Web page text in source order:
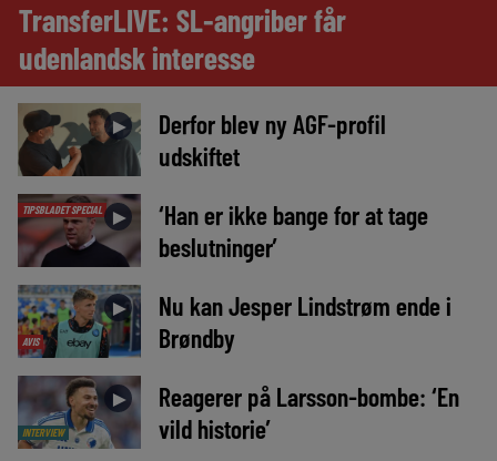
TransferLIVE: SL-angriber får
udenlandsk interesse
►
Derfor blev ny AGF-profil
udskiftet
TIPSBLADET SPECIAL ►
‘Han er ikke bange for at tage
beslutninger’
AVIS
►
Nu kan Jesper Lindstrøm ende i
Brøndby
INTERVIEW
►
Reagerer på Larsson-bombe: ‘En
vild historie’